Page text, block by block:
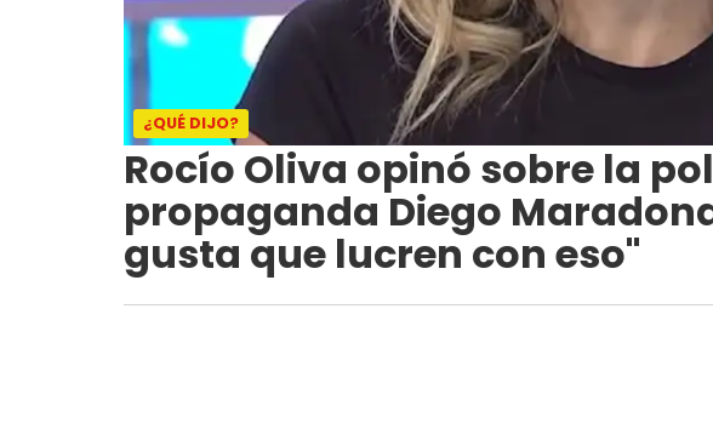
¿QUÉ DIJO?
Rocío Oliva opinó sobre la
propaganda Diego
gusta que lucren con eso"